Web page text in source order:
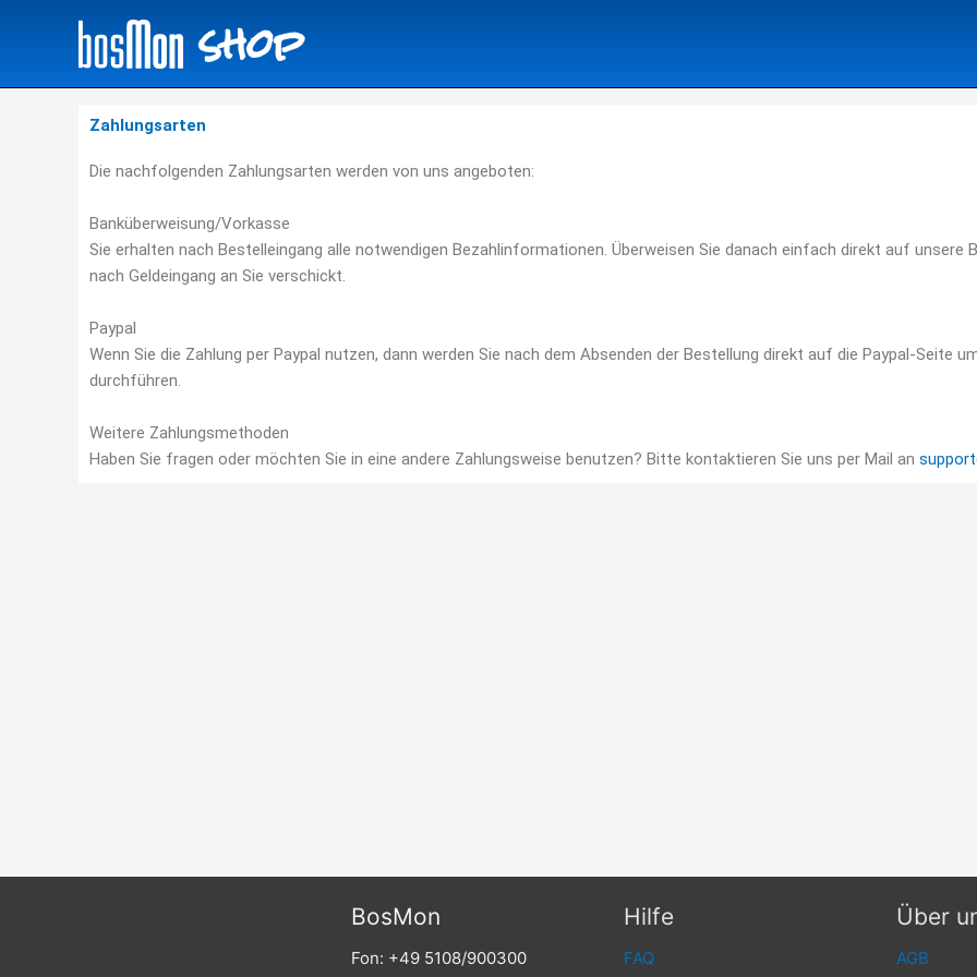
shop
Zahlungsarten
Die nachfolgenden Zahlungsarten werden von uns angeboten:
Banküberweisung/Vorkasse
Sie erhalten nach Bestelleingang alle notwendigen Bezahlinformationen. Überweisen Sie danach einfach direkt auf unsere
nach Geldeingang an Sie verschickt.
Paypal
Wenn Sie die Zahlung per Paypal nutzen, dann werden Sie nach dem Absenden der Bestellung direkt auf die Paypal-Seite
durchführen.
Weitere Zahlungsmethoden
Haben Sie fragen oder möchten Sie in eine andere Zahlungsweise benutzen? Bitte kontaktieren Sie uns per Mail an
BosMon
Fon: +49 5108/900300
Hilfe
FAQ
Über
AGB